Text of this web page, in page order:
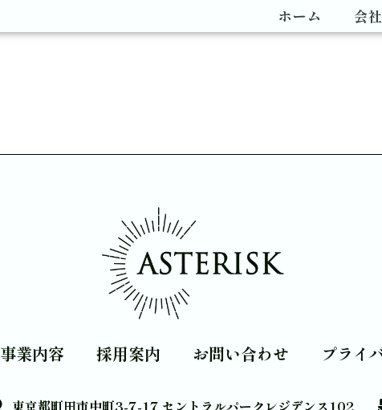
ホーム 会
事業内容 採用案内 お問い合わせ プライ
東京都町田市中町3-7-17 セントラルパークレジデンス102